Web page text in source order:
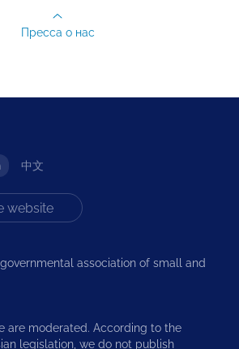
Пресса о нас
中文
association of small and
are moderated. According to the
legislation, we do not publish